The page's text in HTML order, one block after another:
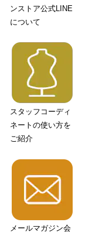
ンストア公式LINE
について
スタッフコーディ
ネートの使い方を
ご紹介
メールマガジン会